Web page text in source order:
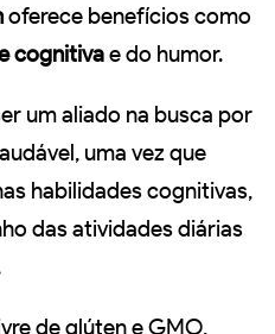
oferece benefícios como
cognitivae do humor.
um aliado na busca por
uma vez que
habilidades cognitivas,
das atividades diárias
de glúten e GMO,